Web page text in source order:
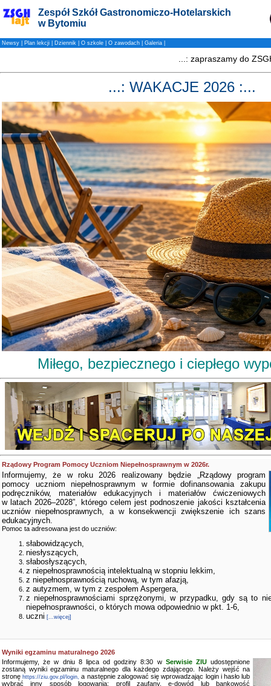
Zespół Szkół Gastronomiczo-Hotelarskich
w Bytomiu
Newsy Plan lekcji Dziennik O szkole O zawodach Galeria
...: WAKACJE 2026 :...
Miłego, bezpiecznego i ciepłego
Rządowy Program Pomocy Uczniom Niepełnosprawnym w 2026r.
Informujemy, że w roku 2026 realizowany będzie „Rządowy program
pomocy uczniom niepełnosprawnym w formie dofinansowania zakupu
podręczników, materiałów edukacyjnych i materiałów ćwiczeniowych
w latach 2026–2028”, którego celem jest podnoszenie jakości kształcenia
uczniów niepełnosprawnych, a w konsekwencji zwiększenie ich szans
edukacyjnych.
Pomoc ta adresowana jest do uczniów:
słabowidzących,
niesłyszących,
słabosłyszących,
z niepełnosprawnością intelektualną w stopniu lekkim,
z niepełnosprawnością ruchową, w tym afazją,
z autyzmem, w tym z zespołem Aspergera,
z niepełnosprawnościami sprzężonymi, w przypadku, gdy są to
niepełnosprawności, o których mowa odpowiednio w pkt. 1-6,
uczni [...więcej]
Wyniki egzaminu maturalnego 2026
Informujemy, że w dniu 8 lipca od godziny 8:30 w Serwisie ZIU udostępnione
zostaną wyniki egzaminu maturalnego dla każdego zdającego. Należy wejść na
stronęhttps://ziu.gov.pl/login, a następnie zalogować się wprowadzając login i hasło lub
wybrać inny sposób logowania: profil zaufany, e-dowód lub bankowość